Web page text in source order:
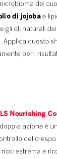
del
di jojoba e
gli oli naturali
Applica questo
per i
Nourishing
azione è
del
estrema e